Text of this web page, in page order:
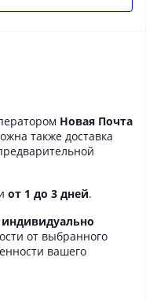
Новая Почта
также доставка
от 1 до 3 дней.
от выбранного
вашего